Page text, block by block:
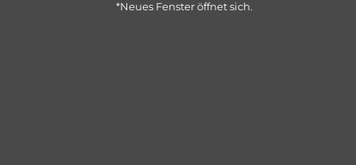
*Neues Fenster öffnet sich.